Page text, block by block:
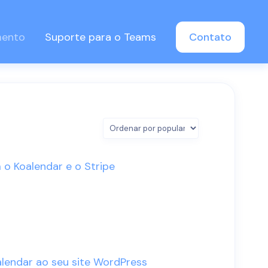
Suporte para o Teams Contato
Koalendar e o Stripe
ao seu site WordPress